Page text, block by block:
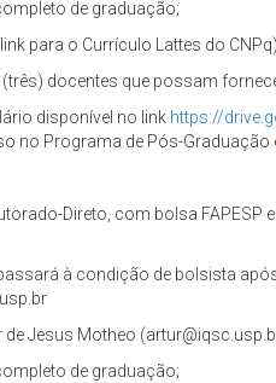
de graduação;
para o Currículo Lattes do
(três) docentes que possam
disponível no link https://
no Programa de Pós-Graduação
Direto, com bolsa
à condição de bolsista
de Jesus Motheo
de graduação;